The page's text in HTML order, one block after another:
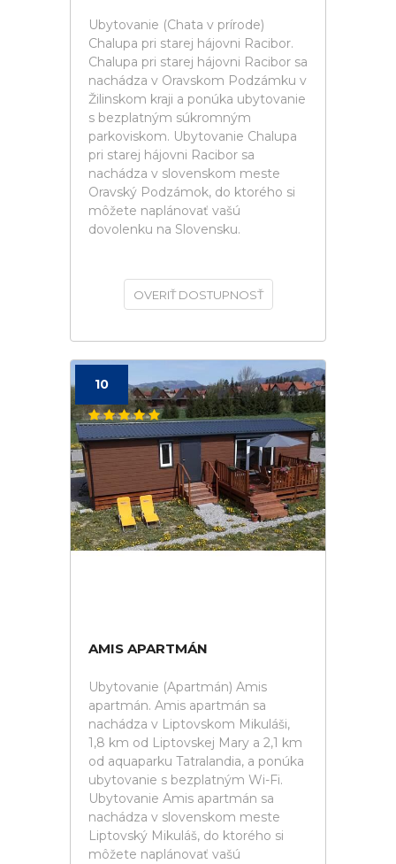
Ubytovanie (Chata v prírode)
Chalupa pri starej hájovni Racibor.
Chalupa pri starej hájovni Racibor sa
nachádza v Oravskom Podzámku v
Žilinskom kraji a ponúka ubytovanie
s bezplatným súkromným
parkoviskom. Ubytovanie Chalupa
pri starej hájovni Racibor sa
nachádza v slovenskom meste
Oravský Podzámok, do ktorého si
môžete naplánovať vašú
dovolenku na Slovensku.
OVERIŤ DOSTUPNOSŤ
10
AMIS APARTMÁN
Ubytovanie (Apartmán) Amis
apartmán. Amis apartmán sa
nachádza v Liptovskom Mikuláši,
1,8 km od Liptovskej Mary a 2,1 km
od aquaparku Tatralandia, a ponúka
ubytovanie s bezplatným Wi-Fi.
Ubytovanie Amis apartmán sa
nachádza v slovenskom meste
Liptovský Mikuláš, do ktorého si
môžete naplánovať vašú